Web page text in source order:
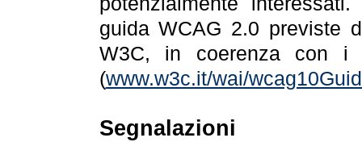
guida WCAG 2.0 previste
W3C, in coerenza con i
(www.w3c.it/wai/
Segnalazioni